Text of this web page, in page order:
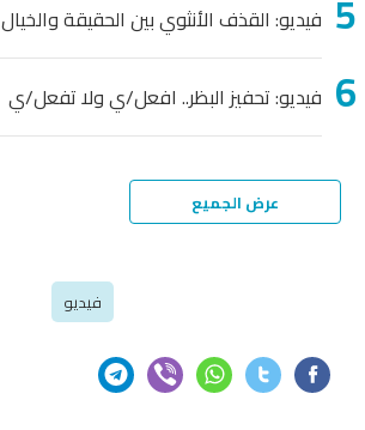
فيديو: القذف الأنثوي بين الحقيقة والخيال
فيديو: تحفيز البظر.. افعل/ي ولا تفعل/ي
عرض الجميع
فيديو